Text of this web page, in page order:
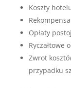
Koszty
Opłaty
Ryczałtowe
Zwrot
przypadku